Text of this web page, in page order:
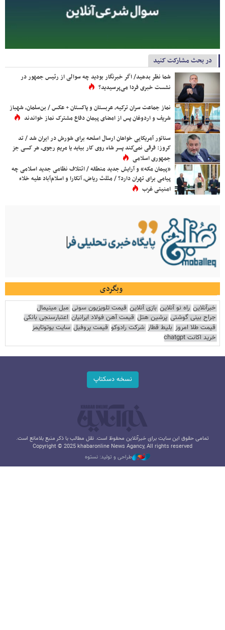
در بحث مشارکت کنید
شما نظر بدهید/ اگر خبرنگار بودید چه سوالی از رئیس جمهور در
نشست خبری فردا می‌پرسیدید؟
نماز جماعت سران ترکیه، عربستان و پاکستان + عکس / بن‌سلمان، شهباز
شریف و اردوغان پس از امضای پیمان دفاع مشترک نماز خواندند
سناتور آمریکایی خواهان ارسال اسلحه برای شورش در ایران شد / تد
کروز: فرقی نمی‌کند پسر شاه روی کار بیاید یا مریم رجوی، هر کسی جز
جمهوری اسلامی
«پیمان مکه» و آرایش جدید منطقه / ائتلاف نظامی جدید اسلامی چه
پیامی برای تهران دارد؟ / مثلث ریاض، آنکارا و اسلام‌آباد علیه خلاء
امنیتی غرب
وبگردی
خبرآنلاین راه نو آنلاین بازی آنلاین قیمت تلویزیون سونی مبل مینیمال
جراح بینی گوشتی پرشین هتل قیمت آهن فولاد ایرانیان اعتبارسنجی بانکی
قیمت طلا امروز بلیط قطار شرکت رادوکو قیمت پروفیل سایت یوتوتایمز
خرید اکانت chatgpt
نسخه دسکتاپ
تمامی حقوق این سایت برای خبرآنلاین محفوظ است. نقل مطالب با ذکر منبع بلامانع است.
Copyright © 2025 khabaronline News Agancy, All rights reserved
طراحی و تولید: نستوه